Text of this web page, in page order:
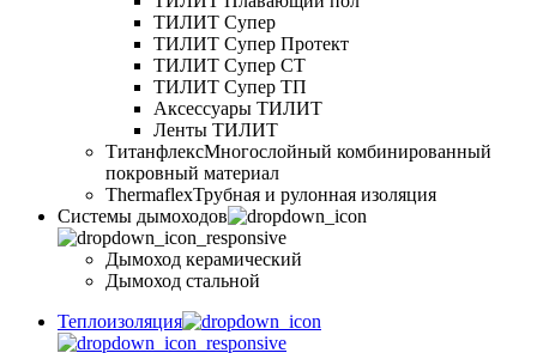
ТИЛИТ Супер
ТИЛИТ Супер Протект
ТИЛИТ Супер СТ
ТИЛИТ Супер ТП
Аксессуары ТИЛИТ
Ленты ТИЛИТ
ТитанфлексМногослойный комбинированный
покровный материал
ThermaflexТрубная и рулонная изоляция
Cистемы дымоходов
Дымоход керамический
Дымоход стальной
Теплоизоляция